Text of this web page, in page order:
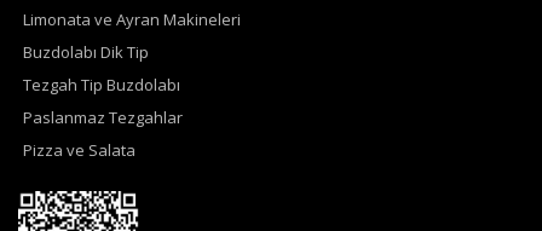
Limonata ve Ayran Makineleri
Buzdolabı Dik Tip
Tezgah Tip Buzdolabı
Paslanmaz Tezgahlar
Pizza ve Salata